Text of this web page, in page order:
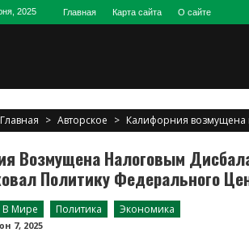
2025 Главная Карта сайта О сайте
Главная > Авторское > Калифорния возмущена
Возмущена Налоговым
Политику Федерального
В Мире Политика Экономика
7, 2025